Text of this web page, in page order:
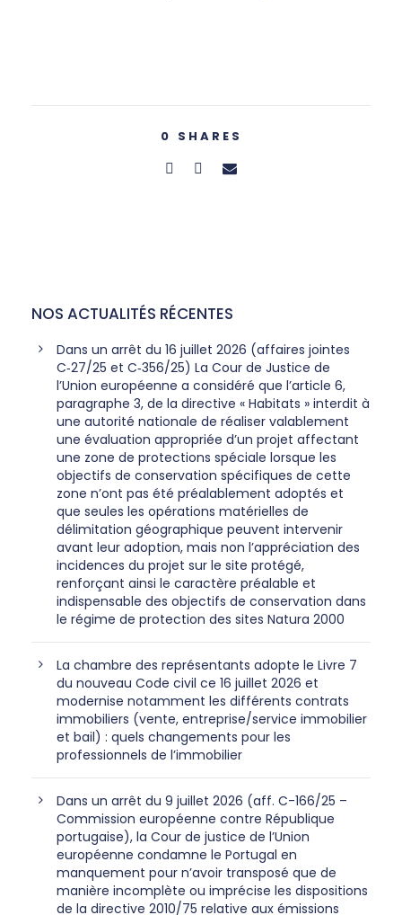
0 SHARES
NOS ACTUALITÉS RÉCENTES
Dans un arrêt du 16 juillet 2026 (affaires jointes
C‑27/25 et C‑356/25) La Cour de Justice de
l’Union européenne a considéré que l’article 6,
paragraphe 3, de la directive « Habitats » interdit à
une autorité nationale de réaliser valablement
une évaluation appropriée d’un projet affectant
une zone de protections spéciale lorsque les
objectifs de conservation spécifiques de cette
zone n’ont pas été préalablement adoptés et
que seules les opérations matérielles de
délimitation géographique peuvent intervenir
avant leur adoption, mais non l’appréciation des
incidences du projet sur le site protégé,
renforçant ainsi le caractère préalable et
indispensable des objectifs de conservation dans
le régime de protection des sites Natura 2000
La chambre des représentants adopte le Livre 7
du nouveau Code civil ce 16 juillet 2026 et
modernise notamment les différents contrats
immobiliers (vente, entreprise/service immobilier
et bail) : quels changements pour les
professionnels de l’immobilier
Dans un arrêt du 9 juillet 2026 (aff. C-166/25 –
Commission européenne contre République
portugaise), la Cour de justice de l’Union
européenne condamne le Portugal en
manquement pour n’avoir transposé que de
manière incomplète ou imprécise les dispositions
de la directive 2010/75 relative aux émissions